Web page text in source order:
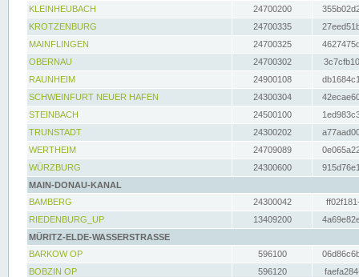
KLEINHEUBACH 24700200
KROTZENBURG
24700335
MAINFLINGEN
24700325
OBERNAU
24700302
RAUNHEIM
24900108
SCHWEINFURT NEUER HAFEN
24300304
STEINBACH
24500100
TRUNSTADT
24300202
WERTHEIM
24709089
WÜRZBURG
24300600
MAIN-DONAU-KANAL
BAMBERG
24300042
RIEDENBURG_UP
13409200
MÜRITZ-ELDE-WASSERSTRASSE
BARKOW OP
596100
BOBZIN OP
596120